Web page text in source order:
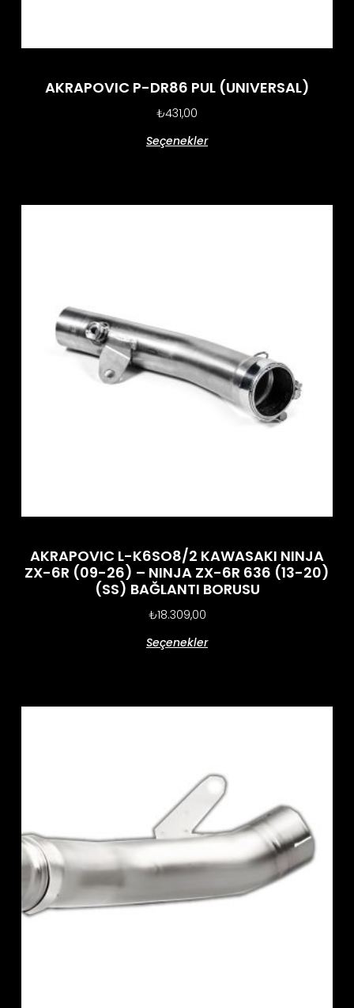
AKRAPOVIC P-DR86 PUL (UNIVERSAL)
₺431,00
Seçenekler
AKRAPOVIC L-K6SO8/2 KAWASAKI NINJA
ZX-6R (09-26) – NINJA ZX-6R 636 (13-20)
(SS) BAĞLANTI BORUSU
₺18.309,00
Seçenekler